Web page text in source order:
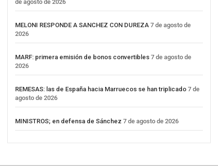
de agosto de 2026
MELONI RESPONDE A SANCHEZ CON DUREZA 7 de agosto de
2026
MARF: primera emisión de bonos convertibles 7 de agosto de
2026
REMESAS: las de España hacia Marruecos se han triplicado 7 de
agosto de 2026
MINISTROS; en defensa de Sánchez 7 de agosto de 2026